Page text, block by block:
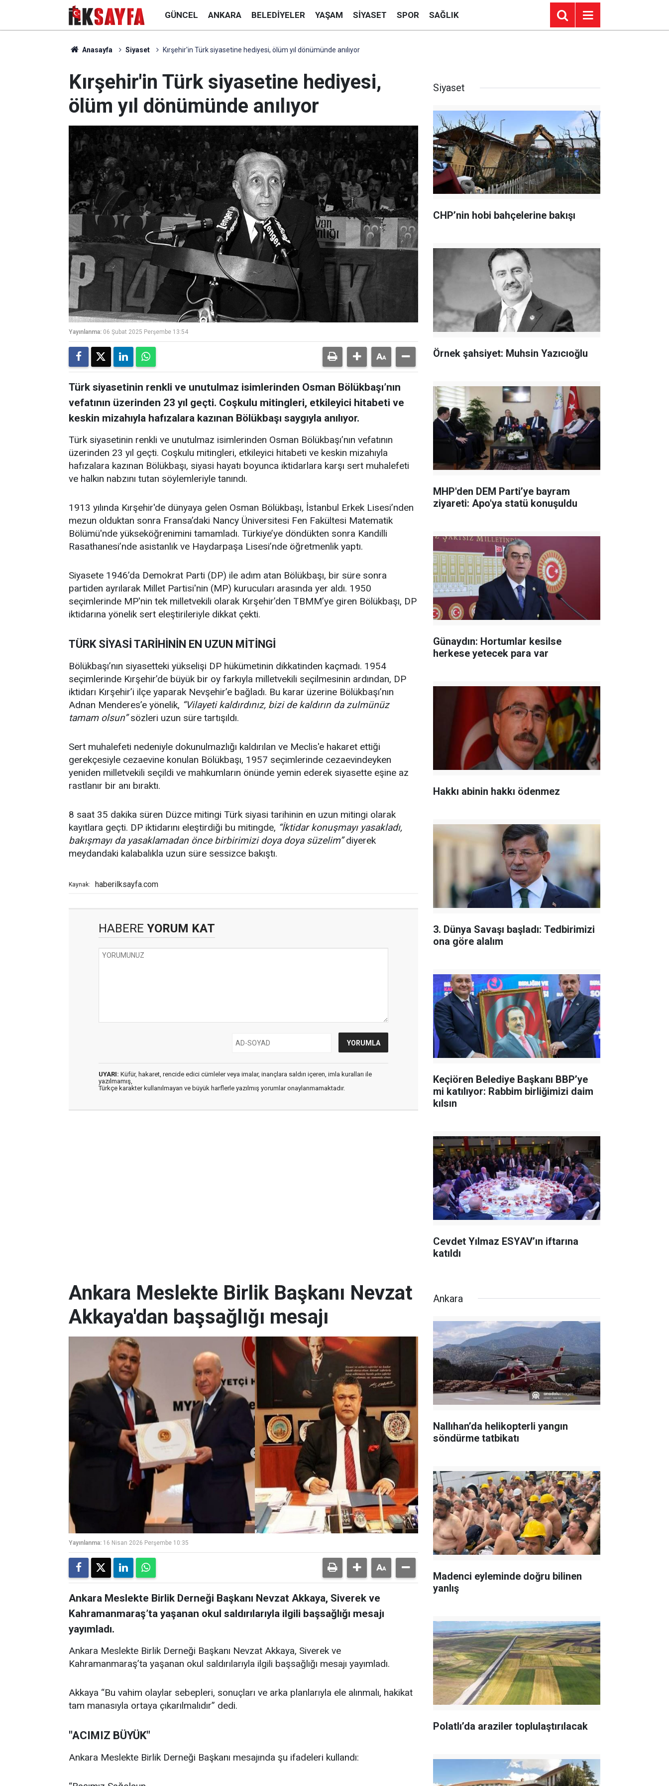
GÜNCEL ANKARA BELEDIYELER YAŞAM SIYASET SPOR SAĞLIK
Anasayfa Siyaset Kırşehir'in Türk siyasetine hediyesi, ölüm yıl dönümünde anılıyor
Kırşehir'in Türk siyasetine hediyesi,
ölüm yıl dönümünde anılıyor
Yayınlanma: 06 Şubat 2025 Perşembe 13:54
Türk siyasetinin renkli ve unutulmaz isimlerinden Osman Bölükbaşı’nın
vefatının üzerinden 23 yıl geçti. Coşkulu mitingleri, etkileyici hitabeti ve
keskin mizahıyla hafızalara kazınan Bölükbaşı saygıyla anılıyor.
Türk siyasetinin renkli ve unutulmaz isimlerinden Osman Bölükbaşı’nın vefatının
üzerinden 23 yıl geçti. Coşkulu mitingleri, etkileyici hitabeti ve keskin mizahıyla
hafızalara kazınan Bölükbaşı, siyasi hayatı boyunca iktidarlara karşı sert muhalefeti
ve halkın nabzını tutan söylemleriyle tanındı.
1913 yılında Kırşehir'de dünyaya gelen Osman Bölükbaşı, İstanbul Erkek Lisesi’nden
mezun olduktan sonra Fransa’daki Nancy Üniversitesi Fen Fakültesi Matematik
Bölümü'nde yükseköğrenimini tamamladı. Türkiye’ye döndükten sonra Kandilli
Rasathanesi’nde asistanlık ve Haydarpaşa Lisesi’nde öğretmenlik yaptı.
Siyasete 1946’da Demokrat Parti (DP) ile adım atan Bölükbaşı, bir süre sonra
partiden ayrılarak Millet Partisi'nin (MP) kurucuları arasında yer aldı. 1950
seçimlerinde MP'nin tek milletvekili olarak Kırşehir’den TBMM’ye giren Bölükbaşı, DP
iktidarına yönelik sert eleştirileriyle dikkat çekti.
TÜRK SİYASİ TARİHİNİN EN UZUN MİTİNGİ
Bölükbaşı’nın siyasetteki yükselişi DP hükümetinin dikkatinden kaçmadı. 1954
seçimlerinde Kırşehir’de büyük bir oy farkıyla milletvekili seçilmesinin ardından, DP
iktidarı Kırşehir’i ilçe yaparak Nevşehir’e bağladı. Bu karar üzerine Bölükbaşı’nın
Adnan Menderes’e yönelik, “Vilayeti kaldırdınız, bizi de kaldırın da zulmünüz
tamam olsun”sözleri uzun süre tartışıldı.
Sert muhalefeti nedeniyle dokunulmazlığı kaldırılan ve Meclis'e hakaret ettiği
gerekçesiyle cezaevine konulan Bölükbaşı, 1957 seçimlerinde cezaevindeyken
yeniden milletvekili seçildi ve mahkumların önünde yemin ederek siyasette eşine az
rastlanır bir anı bıraktı.
8 saat 35 dakika süren Düzce mitingi Türk siyasi tarihinin en uzun mitingi olarak
kayıtlara geçti. DP iktidarını eleştirdiği bu mitingde, “İktidar konuşmayı yasakladı,
bakışmayı da yasaklamadan önce birbirimizi doya doya süzelim”diyerek
meydandaki kalabalıkla uzun süre sessizce bakıştı.
Kaynak: haberilksayfa.com
HABERE YORUM KAT
UYARI: Küfür, hakaret, rencide edici cümleler veya imalar, inançlara saldırı içeren, imla kuralları ile
yazılmamış,
Türkçe karakter kullanılmayan ve büyük harflerle yazılmış yorumlar onaylanmamaktadır.
Siyaset
CHP’nin hobi bahçelerine bakışı
Örnek şahsiyet: Muhsin Yazıcıoğlu
MHP'den DEM Parti’ye bayram
ziyareti: Apo'ya statü konuşuldu
Günaydın: Hortumlar kesilse
herkese yetecek para var
Hakkı abinin hakkı ödenmez
3. Dünya Savaşı başladı: Tedbirimizi
ona göre alalım
Keçiören Belediye Başkanı BBP’ye
mi katılıyor: Rabbim birliğimizi daim
kılsın
Cevdet Yılmaz ESYAV’ın iftarına
katıldı
Ankara Meslekte Birlik Başkanı Nevzat
Akkaya'dan başsağlığı mesajı
Yayınlanma: 16 Nisan 2026 Perşembe 10:35
Ankara Meslekte Birlik Derneği Başkanı Nevzat Akkaya, Siverek ve
Kahramanmaraş’ta yaşanan okul saldırılarıyla ilgili başsağlığı mesajı
yayımladı.
Ankara Meslekte Birlik Derneği Başkanı Nevzat Akkaya, Siverek ve
Kahramanmaraş’ta yaşanan okul saldırılarıyla ilgili başsağlığı mesajı yayımladı.
Akkaya “Bu vahim olaylar sebepleri, sonuçları ve arka planlarıyla ele alınmalı, hakikat
tam manasıyla ortaya çıkarılmalıdır” dedi.
"ACIMIZ BÜYÜK"
Ankara Meslekte Birlik Derneği Başkanı mesajında şu ifadeleri kullandı:
Ankara
Nallıhan’da helikopterli yangın
söndürme tatbikatı
Madenci eyleminde doğru bilinen
yanlış
Polatlı’da araziler toplulaştırılacak